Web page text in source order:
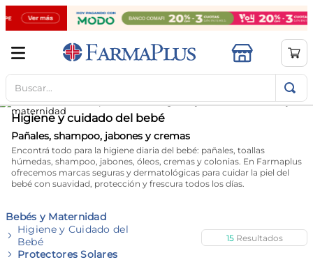
Buscar...
Higiene y cuidado del bebé
Pañales, shampoo, jabones y cremas
Encontrá todo para la higiene diaria del bebé: pañales, toallas
húmedas, shampoo, jabones, óleos, cremas y colonias. En Farmaplus
ofrecemos marcas seguras y dermatológicas para cuidar la piel del
bebé con suavidad, protección y frescura todos los días.
Bebés y Maternidad
Higiene y Cuidado del
Bebé
Protectores Solares
15
TÉRMINOS MÁS BUSCADOS
1.
mela b3
2
cerave limpieza
3.
creatina
4.
loreal
6.
proteina
7.
ibuprofeno